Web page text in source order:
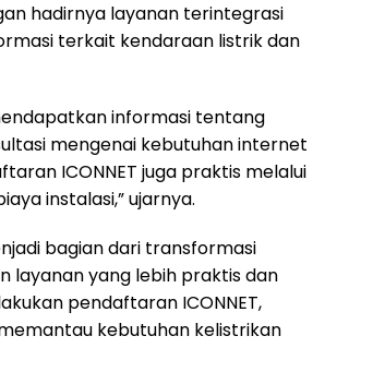
hadirnya layanan terintegrasi
terkait kendaraan listrik dan
informasi tentang
mengenai kebutuhan internet
ICONNET juga praktis melalui
instalasi,” ujarnya.
bagian dari transformasi
layanan yang lebih praktis dan
pendaftaran ICONNET,
kebutuhan kelistrikan